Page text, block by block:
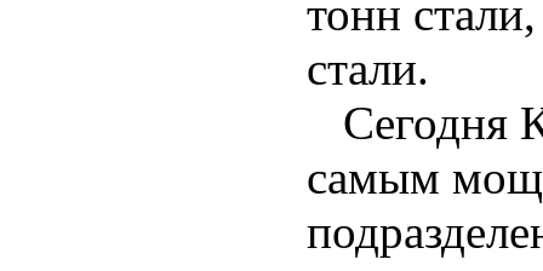
тонн
стали.
Сегодня
самым